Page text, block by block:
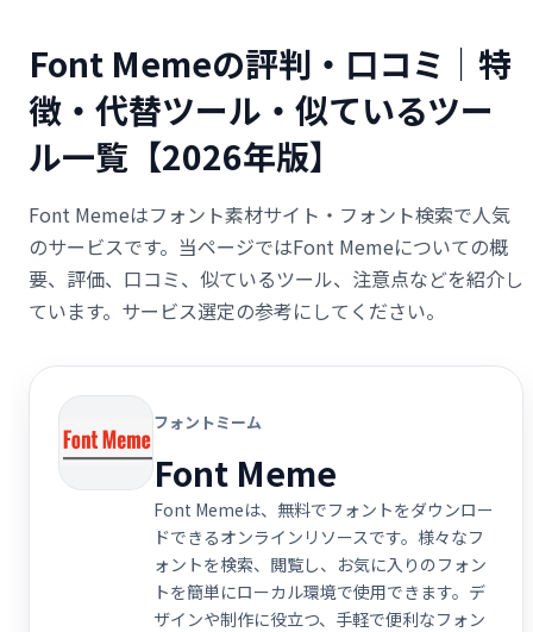
Font Memeの評判・口コミ｜特
徴・代替ツール・似ているツー
ル一覧【2026年版】
Font Memeはフォント素材サイト・フォント検索で人気
のサービスです。当ページではFont Memeについての概
要、評価、口コミ、似ているツール、注意点などを紹介し
ています。サービス選定の参考にしてください。
フォントミーム
Font Meme
Font Memeは、無料でフォントをダウンロー
ドできるオンラインリソースです。様々なフ
ォントを検索、閲覧し、お気に入りのフォン
トを簡単にローカル環境で使用できます。デ
ザインや制作に役立つ、手軽で便利なフォン